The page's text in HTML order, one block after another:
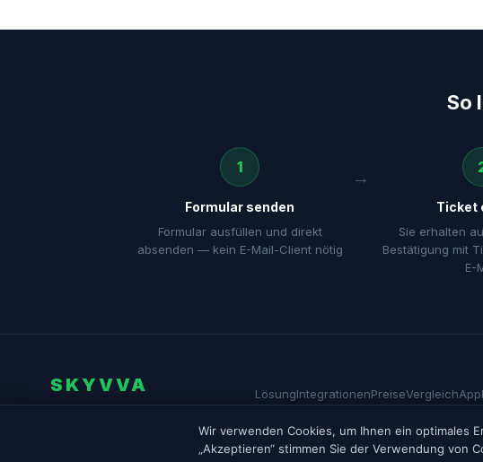
So
1
Formular senden
Formular ausfüllen und direkt
absenden — kein E-Mail-Client nötig
Ticket
Sie erhalten
Bestätigung mit
E-
SKYVVA
by Apsara Consulting GmbH ↗
LösungIntegrationenPreiseVergleich
Salesforce und AppExchange sind
Marken sind Eigentum ihrer jeweiligen
Wir verwenden Cookies, um Ihnen ein optimales
„Akzeptieren“ stimmen Sie der Verwendung von